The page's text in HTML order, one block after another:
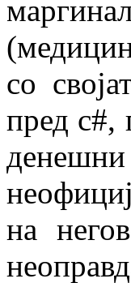
со
пред с#,
денешни
на